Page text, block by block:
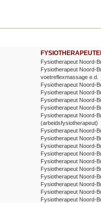
Fysiotherapeut Noord-
Fysiotherapeut Noord-
voetreflexmassage e.d.
Fysiotherapeut Noord-
Fysiotherapeut Noord-
Fysiotherapeut Noord-
Fysiotherapeut Noord-
Fysiotherapeut Noord-
(arbeidsfysiotherapeut)
Fysiotherapeut Noord-
Fysiotherapeut Noord-
Fysiotherapeut Noord-
Fysiotherapeut Noord-
Fysiotherapeut Noord-
Fysiotherapeut Noord-
Fysiotherapeut Noord-
Fysiotherapeut Noord-
Fysiotherapeut Noord-
Fysiotherapeut Noord-